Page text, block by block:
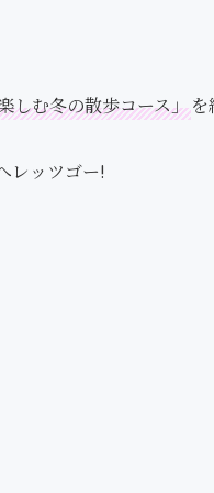
しむ冬の散歩コース」を
レッツゴー!